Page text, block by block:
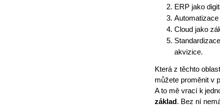
ERP jako
Cloud jako
akvizice.
Která z těchto
můžete proměnit v
A to mě vrací k
základ . Bez ní